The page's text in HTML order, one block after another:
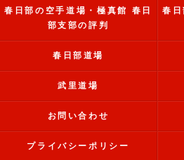
春日部の空手道場・極真館 春日
部支部の評判
春
春日部道場
武里道場
お問い合わせ
プライバシーポリシー